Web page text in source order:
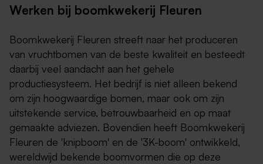
Werken bij boomkwekerij Fleuren
Boomkwekerij Fleuren streeft naar het produceren
van vruchtbomen van de beste kwaliteit en besteedt
daarbij veel aandacht aan het gehele
productiesysteem. Het bedrijf is niet alleen bekend
om zijn hoogwaardige bomen, maar ook om zijn
uitstekende service, betrouwbaarheid en op maat
gemaakte adviezen. Bovendien heeft Boomkwekerij
Fleuren de 'knipboom' en de '3K-boom' ontwikkeld,
wereldwijd bekende boomvormen die op deze